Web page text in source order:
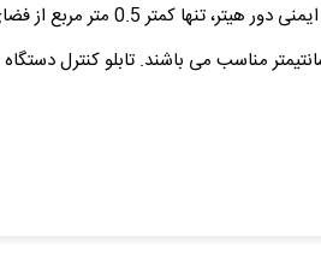
فضای کف اتاق سونا را اشغال می کند.